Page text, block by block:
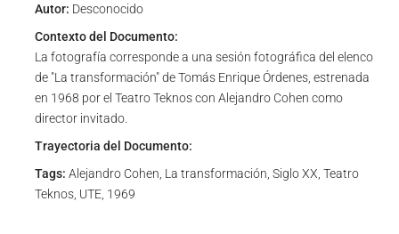
Autor: Desconocido
Contexto del Documento:
La fotografía corresponde a una sesión fotográfica del elenco
de "La transformación" de Tomás Enrique Órdenes, estrenada
en 1968 por el Teatro Teknos con Alejandro Cohen como
director invitado.
Trayectoria del Documento:
Tags: Alejandro Cohen, La transformación, Siglo XX, Teatro
Teknos, UTE, 1969